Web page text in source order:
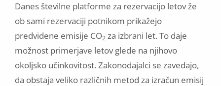
Danes številne platforme za rezervacijo letov že
ob sami rezervaciji potnikom prikažejo
predvidene emisije CO2 za izbrani let. To daje
možnost primerjave letov glede na njihovo
okoljsko učinkovitost. Zakonodajalci se zavedajo,
da obstaja veliko različnih metod za izračun emisij